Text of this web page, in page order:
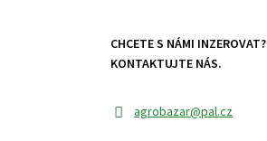
CHCETE S NÁMI INZEROVAT?
KONTAKTUJTE NÁS.
agrobazar@pal.cz